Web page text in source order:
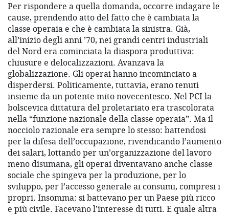
Per rispondere a quella domanda, occorre indagare le
cause, prendendo atto del fatto che è cambiata la
classe operaia e che è cambiata la sinistra. Già,
all’inizio degli anni ’70, nei grandi centri industriali
del Nord era cominciata la diaspora produttiva:
chiusure e delocalizzazioni. Avanzava la
globalizzazione. Gli operai hanno incominciato a
disperdersi. Politicamente, tuttavia, erano tenuti
insieme da un potente mito novecentesco. Nel PCI la
bolscevica dittatura del proletariato era trascolorata
nella “funzione nazionale della classe operaia”. Ma il
nocciolo razionale era sempre lo stesso: battendosi
per la difesa dell’occupazione, rivendicando l’aumento
dei salari, lottando per un’organizzazione del lavoro
meno disumana, gli operai diventavano anche classe
sociale che spingeva per la produzione, per lo
sviluppo, per l’accesso generale ai consumi, compresi i
propri. Insomma: si battevano per un Paese più ricco
e più civile. Facevano l’interesse di tutti. E quale altra